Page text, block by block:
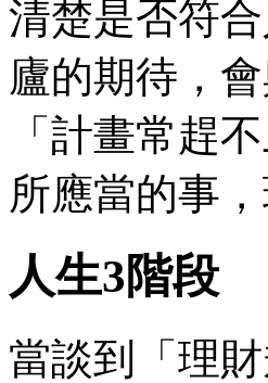
清楚是否符
廬的期待，
「計畫常趕
所應當的事
人生3階段
當談到「理